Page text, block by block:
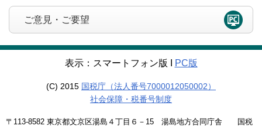
ご意見・ご要望
表示：スマートフォン版 Ι PC版
(C) 2015 国税庁（法人番号7000012050002）
社会保障・税番号制度
〒113-8582 東京都文京区湯島４丁目６－15 湯島地方合同庁舎 国税